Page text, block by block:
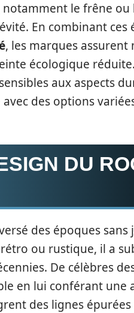
le frêne ou
En combinant ces
, les marques
écologique
aux aspects
des options
DU
des époques sans
ou rustique, il a
De célèbres
en lui conférant une
des lignes